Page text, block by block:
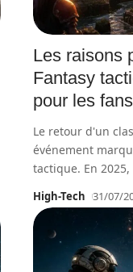
Les raisons
Fantasy
pour les
Le retour d'un
événement
tactique. En 2025,
High-Tech 31/07/